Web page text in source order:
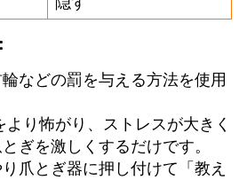
などの罰を与える方法を使用
り怖がり、ストレスが大きく
ぎを激しくするだけです。
爪とぎ器に押し付けて「教え